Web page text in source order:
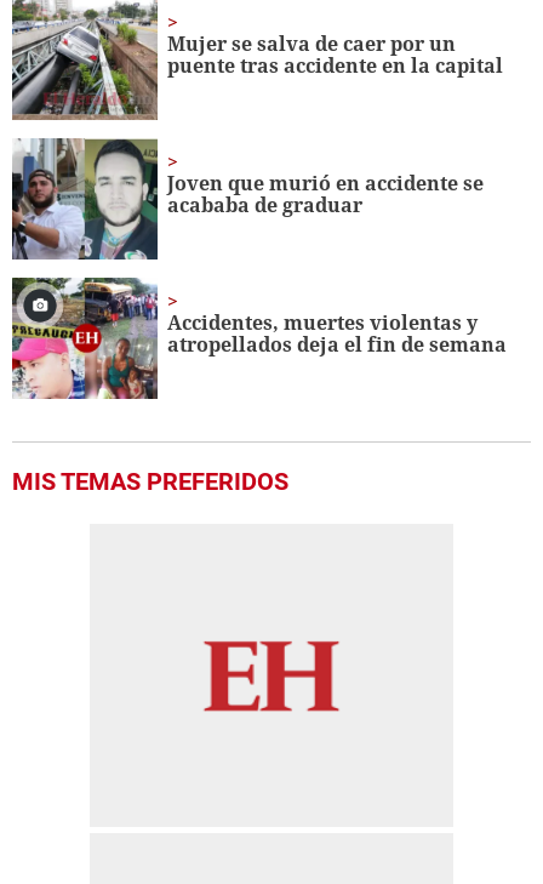
1
minute,
34
seconds
Mujer se salva de caer por un
puente tras accidente en la capital
Joven que murió en accidente se
acababa de graduar
Accidentes, muertes violentas y
atropellados deja el fin de semana
MIS TEMAS PREFERIDOS